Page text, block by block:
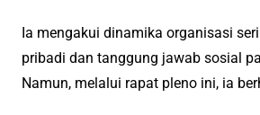
Ia mengakui dinamika organisasi
pribadi dan tanggung jawab sosial
Namun, melalui rapat pleno ini, ia